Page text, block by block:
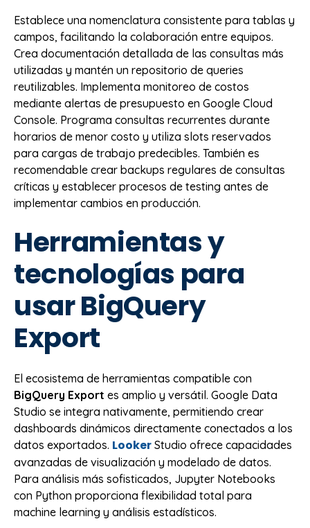
Establece una nomenclatura consistente para tablas y
campos, facilitando la colaboración entre equipos.
Crea documentación detallada de las consultas más
utilizadas y mantén un repositorio de queries
reutilizables. Implementa monitoreo de costos
mediante alertas de presupuesto en Google Cloud
Console. Programa consultas recurrentes durante
horarios de menor costo y utiliza slots reservados
para cargas de trabajo predecibles. También es
recomendable crear backups regulares de consultas
críticas y establecer procesos de testing antes de
implementar cambios en producción.
Herramientas y
tecnologías para
usar BigQuery
Export
El ecosistema de herramientas compatible con
BigQuery Export es amplio y versátil. Google Data
Studio se integra nativamente, permitiendo crear
dashboards dinámicos directamente conectados a los
datos exportados. Looker Studio ofrece capacidades
avanzadas de visualización y modelado de datos.
Para análisis más sofisticados, Jupyter Notebooks
con Python proporciona flexibilidad total para
machine learning y análisis estadísticos.